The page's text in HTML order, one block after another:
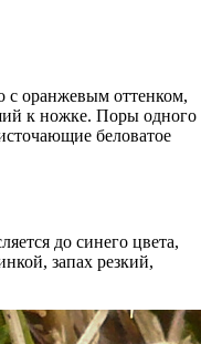
с оранжевым оттенком,
к ножке. Поры одного
беловатое
до синего цвета,
запах резкий,